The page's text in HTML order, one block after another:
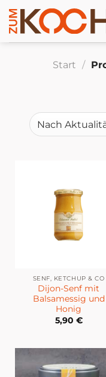
Zum
Inhalt
springen
Start /
SENF, KETCHUP & CO
Dijon-Senf mit
Balsamessig und
Honig
5,90 €